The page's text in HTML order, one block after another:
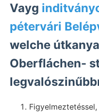
Vayg
pétervári
welche
Oberfláchen-